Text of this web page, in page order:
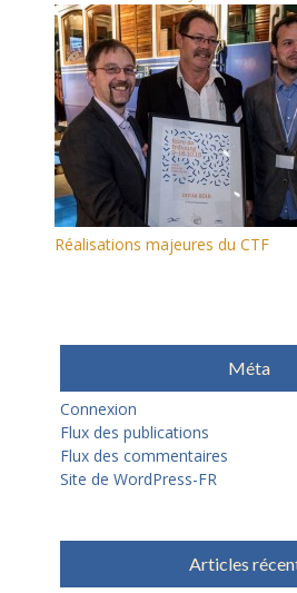
Réalisations majeures du CTF
Méta
Connexion
Flux des publications
Flux des commentaires
Site de WordPress-FR
Articles